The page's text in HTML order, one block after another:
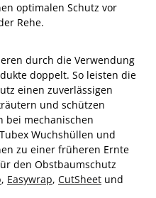
optimalen Schutz vor
Rehe.
durch die Verwendung
doppelt. So leisten die
einen zuverlässigen
und schützen
bei mechanischen
Wuchshüllen und
zu einer früheren Ernte
den Obstbaumschutz
, Easywrap, CutSheet und